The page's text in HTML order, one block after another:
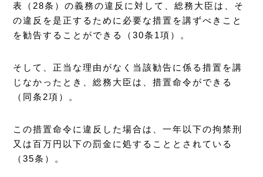
表（28条）の義務の違反に対して、総務大臣は、そ
の違反を是正するために必要な措置を講ずべきこと
を勧告することができる（30条1項）。
そして、正当な理由がなく当該勧告に係る措置を講
じなかったとき、総務大臣は、措置命令ができる
（同条2項）。
この措置命令に違反した場合は、一年以下の拘禁刑
又は百万円以下の罰金に処することとされている
（35条）。